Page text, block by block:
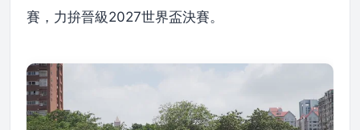
賽，力拚晉級2027世界盃決賽。